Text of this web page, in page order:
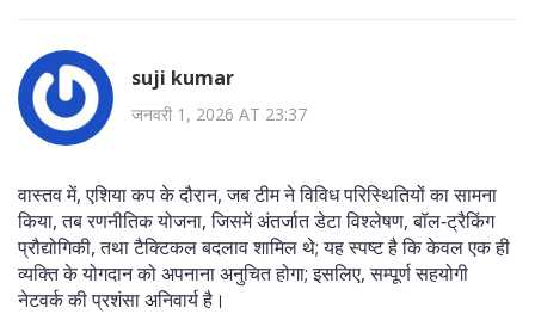
suji kumar
जनवरी 1, 2026 AT 23:37
वास्तव में, एशिया कप के दौरान, जब टीम ने विविध परिस्थितियों का सामना
किया, तब रणनीतिक योजना, जिसमें अंतर्जात डेटा विश्लेषण, बॉल‑ट्रैकिंग
प्रौद्योगिकी, तथा टैक्टिकल बदलाव शामिल थे; यह स्पष्ट है कि केवल एक ही
व्यक्ति के योगदान को अपनाना अनुचित होगा; इसलिए, सम्पूर्ण सहयोगी
नेटवर्क की प्रशंसा अनिवार्य है।